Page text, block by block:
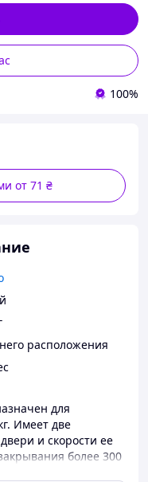
100%
от 71 ₴
расположения
для
Имеет две
и скорости ее
более 300